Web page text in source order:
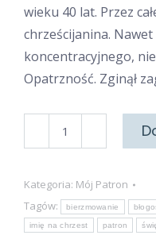
wieku 40 lat. Przez
chrześcijanina.
koncentracyjnego,
Opatrzność. Zginął
Święty
Kategoria: Mój Patron
Tagów:
bierzmowanie
imię na chrzest patron